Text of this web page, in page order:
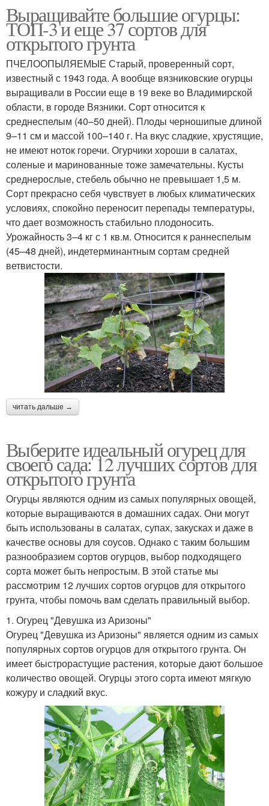
Выращивайте большие огурцы:
ТОП-3 и еще 37 сортов для
открытого грунта
ПЧЕЛООПЫЛЯЕМЫЕ Старый, проверенный сорт,
известный с 1943 года. А вообще вязниковские огурцы
выращивали в России еще в 19 веке во Владимирской
области, в городе Вязники. Сорт относится к
среднеспелым (40–50 дней). Плоды черношипые длиной
9–11 см и массой 100–140 г. На вкус сладкие, хрустящие,
не имеют ноток горечи. Огурчики хороши в салатах,
соленые и маринованные тоже замечательны. Кусты
среднерослые, стебель обычно не превышает 1,5 м.
Сорт прекрасно себя чувствует в любых климатических
условиях, спокойно переносит перепады температуры,
что дает возможность стабильно плодоносить.
Урожайность 3–4 кг с 1 кв.м. Относится к раннеспелым
(45–48 дней), индетерминантным сортам средней
ветвистости.
читать дальше →
Выберите идеальный огурец для
своего сада: 12 лучших сортов для
открытого грунта
Огурцы являются одним из самых популярных овощей,
которые выращиваются в домашних садах. Они могут
быть использованы в салатах, супах, закусках и даже в
качестве основы для соусов. Однако с таким большим
разнообразием сортов огурцов, выбор подходящего
сорта может быть непростым. В этой статье мы
рассмотрим 12 лучших сортов огурцов для открытого
грунта, чтобы помочь вам сделать правильный выбор.
1. Огурец "Девушка из Аризоны"
Огурец "Девушка из Аризоны" является одним из самых
популярных сортов огурцов для открытого грунта. Он
имеет быстрорастущие растения, которые дают большое
количество овощей. Огурцы этого сорта имеют мягкую
кожуру и сладкий вкус.